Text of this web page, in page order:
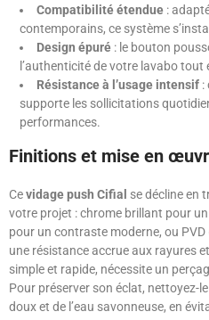
Compatibilité étendue :
contemporains, ce système
Design épuré : le bouton
l’authenticité de votre lavabo
Résistance à l’usage intensif :
supporte les sollicitations
performances.
Finitions et mise en
Cevidage push Cifial se décline en
votre projet : chrome brillant pour
pour un contraste moderne, ou
une résistance accrue aux rayures
simple et rapide, nécessite un
Pour préserver son éclat, nettoyez-
doux et de l’eau savonneuse, en